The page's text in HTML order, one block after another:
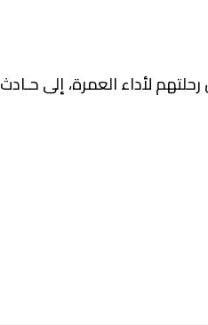
لأداء العمرة، إلى حـادث